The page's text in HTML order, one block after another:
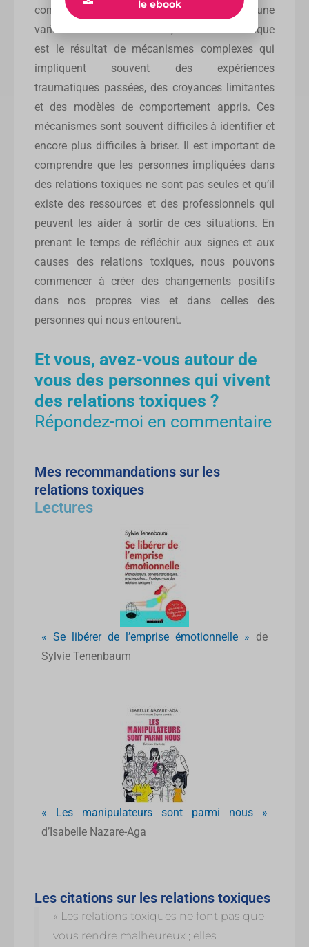
complexes et peuvent être causées par une
variété de facteurs. En effet, une relation toxique
est le résultat de mécanismes complexes qui
impliquent souvent des expériences
traumatiques passées, des croyances limitantes
et des modèles de comportement appris. Ces
mécanismes sont souvent difficiles à identifier et
encore plus difficiles à briser. Il est important de
comprendre que les personnes impliquées dans
des relations toxiques ne sont pas seules et qu’il
existe des ressources et des professionnels qui
peuvent les aider à sortir de ces situations. En
prenant le temps de réfléchir aux signes et aux
causes des relations toxiques, nous pouvons
commencer à créer des changements positifs
dans nos propres vies et dans celles des
personnes qui nous entourent.
Et vous, avez-vous autour de
vous des personnes qui vivent
des relations toxiques ?
Répondez-moi en commentaire
Mes recommandations sur les
relations toxiques
Lectures
« Se libérer de l’emprise émotionnelle » de
Sylvie Tenenbaum
« Les manipulateurs sont parmi nous »
d’Isabelle Nazare-Aga
Les citations sur les relations toxiques
« Les relations toxiques ne font pas que
vous rendre malheureux ; elles
le ebook